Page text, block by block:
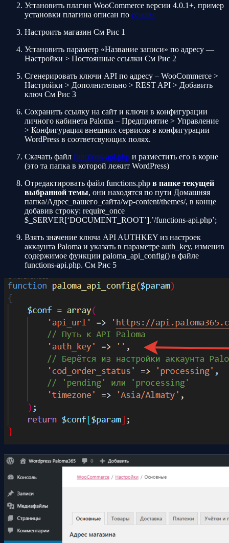
Установить плагин WooCommerce версии 4.0.1+, пример
установки плагина описан по ссылке
Настроить магазин См Рис 1
Установить параметр «Название записи» по адресу —
Настройки > Постоянные ссылки См Рис 2
Сгенерировать ключи API по адресу – WooCommerce >
Настройки > Дополнительно > REST API > Добавить
ключ См Рис 3
Сохранить ссылку на сайт и ключи в конфигурации
личного кабинета Paloma – Предприятие > Управление
> Конфигурация внешних сервисов в конфигурации
WordPress в соответсвующих полях.
Скачать файл functions-api.php и разместить его в корне
(это та папка в которой лежит WordPress)
Отредактировать файл functions.php в папке текущей
выбранной темы, они находятся по пути Домашняя
папка/Адрес_вашего_сайта/wp-content/themes/, в конце
добавив строку: require_once
$_SERVER[‘DOCUMENT_ROOT’].’/functions-api.php’;
Взять значение ключа API AUTHKEY из настроек
аккаунта Paloma и указать в параметре auth_key, изменив
содержимое функции paloma_api_config() в файле
functions-api.php. См Рис 5